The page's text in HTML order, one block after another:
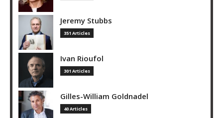
Jeremy Stubbs
351 Articles
Ivan Rioufol
301 Articles
Gilles-William Goldnadel
40 Articles